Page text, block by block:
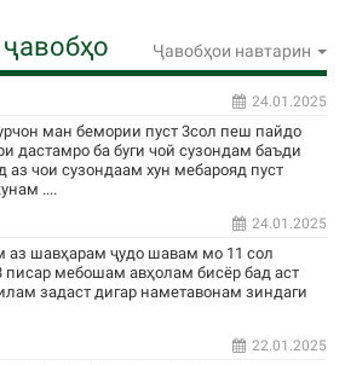
Ҷавобҳои навтарин
24.01.2025
ман бемории пуст 3сол пеш пайдо
дастамро ба буги чой сузондам баъди
чои сузондаам хун мебарояд пуст
....
24.01.2025
аз шавҳарам ҷудо шавам мо 11 сол
писар мебошам авҳолам бисёр бад аст
задаст дигар наметавонам зиндаги
22.01.2025